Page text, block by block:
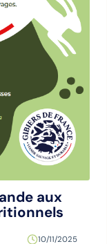
aux
10/11/2025